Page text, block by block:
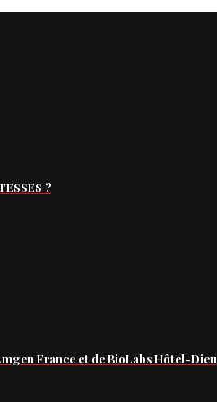
?
France et de BioLabs Hôtel-Dieu